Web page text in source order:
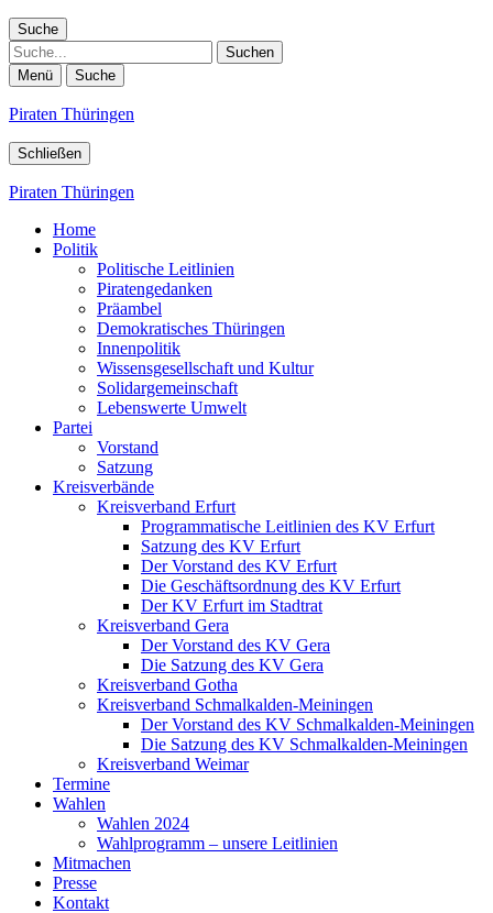
Suche
Suche
Menü Suche
Piraten Thüringen
Schließen
Piraten Thüringen
Home
Politik
Politische Leitlinien
Piratengedanken
Präambel
Demokratisches Thüringen
Innenpolitik
Wissensgesellschaft und Kultur
Solidargemeinschaft
Lebenswerte Umwelt
Partei
Vorstand
Satzung
Kreisverbände
Kreisverband Erfurt
Programmatische Leitlinien des KV Erfurt
Satzung des KV Erfurt
Der Vorstand des KV Erfurt
Die Geschäftsordnung des KV Erfurt
Der KV Erfurt im Stadtrat
Kreisverband Gera
Der Vorstand des KV Gera
Die Satzung des KV Gera
Kreisverband Gotha
Kreisverband Schmalkalden-Meiningen
Der Vorstand des KV Schmalkalden-Meiningen
Die Satzung des KV Schmalkalden-Meiningen
Kreisverband Weimar
Termine
Wahlen
Wahlen 2024
Wahlprogramm – unsere Leitlinien
Mitmachen
Presse
Kontakt